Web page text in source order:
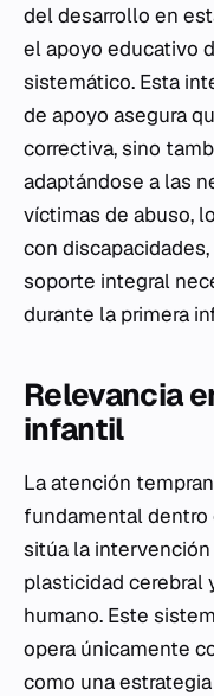
del desarrollo en
el apoyo educativo
sistemático. Esta
de apoyo asegura
correctiva, sino
adaptándose a las
víctimas de abuso,
con
soporte integral
durante la primera
Relevancia
infantil
La atención
fundamental dentro
sitúa la
plasticidad cerebral
humano. Este
opera únicamente
como una